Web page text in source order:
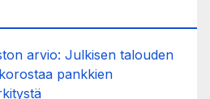
arvio: Julkisen talouden
pankkien